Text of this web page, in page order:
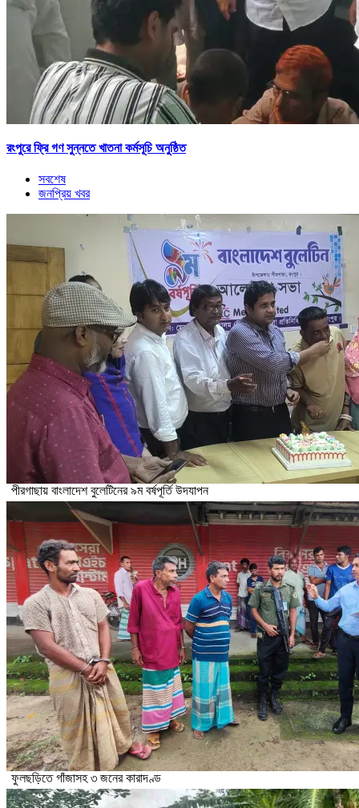
রংপুরে ফ্রি গণ সুন্নতে খাতনা কর্মসূচি অনুষ্ঠিত
সবশেষ
জনপ্রিয় খবর
পীরগাছায় বাংলাদেশ বুলেটিনের ৯ম বর্ষপূর্তি উদযাপন
ফুলছড়িতে গাঁজাসহ ৩ জনের কারাদণ্ড